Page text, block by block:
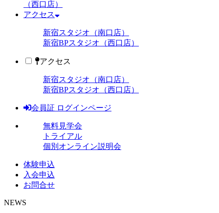
（西口店）
アクセス
新宿スタジオ（南口店）
新宿BPスタジオ（西口店）
アクセス
新宿スタジオ（南口店）
新宿BPスタジオ（西口店）
会員証 ログインページ
無料見学会
トライアル
個別オンライン説明会
体験申込
入会申込
お問合せ
NEWS